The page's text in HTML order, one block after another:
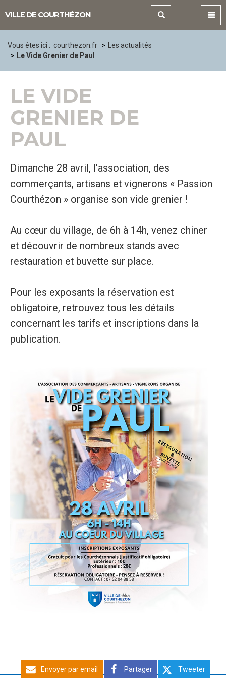
VILLE DE COURTHÉZON
Vous êtes ici : courthezon.fr
Les actualités
Le Vide Grenier de Paul
LE VIDE
GRENIER DE
PAUL
Dimanche 28 avril, l’association, des
commerçants, artisans et vignerons « Passion
Courthézon » organise son vide grenier !
Au cœur du village, de 6h à 14h, venez chiner
et découvrir de nombreux stands avec
restauration et buvette sur place.
Pour les exposants la réservation est
obligatoire, retrouvez tous les détails
concernant les tarifs et inscriptions dans la
publication.
Envoyer par email Partager Tweeter